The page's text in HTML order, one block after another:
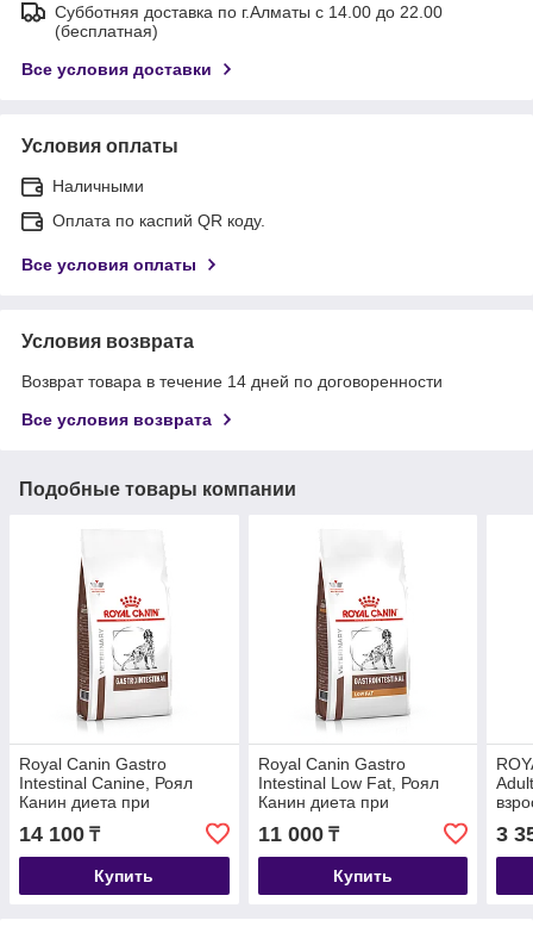
Субботняя доставка по г.Алматы с 14.00 до 22.00
(бесплатная)
Все условия доставки
Условия оплаты
Наличными
Оплата по каспий QR коду.
Все условия оплаты
Условия возврата
Возврат товара в течение 14 дней по договоренности
Все условия возврата
Подобные товары компании
Royal Canin Gastro
Intestinal Canine, Роял
Канин диета при
нарушении пищеварения
собак, уп.2 кг
14 100 ₸
Купить
Royal Canin Gastro
Intestinal Low Fat, Роял
Канин диета при
панкреатите, нарушении
пищеварения собак,
уп.1,5кг
11 000₸
Купить
0,5
3